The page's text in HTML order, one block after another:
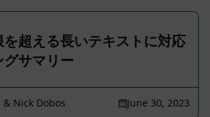
を超える長いテキストに対応
サマリー
Nick Dobos June 30, 2023